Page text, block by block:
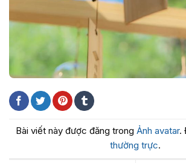
Bài viết này được đăng trong Ảnh avatar.
thường trực.